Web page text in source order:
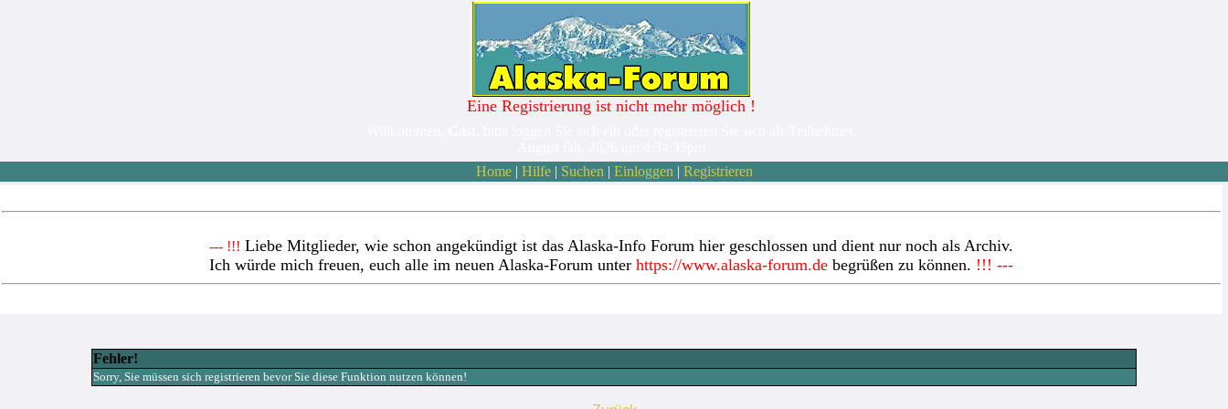
Eine Registrierung ist nicht mehr möglich !
Home| Hilfe| Suchen | Einloggen | Registrieren
--- !!! Liebe Mitglieder, wie schon angekündigt ist das Alaska-Info Forum hier geschlossen und dient nur noch als Archiv.
Ich würde mich freuen, euch alle im neuen Alaska-Forum unter https://www.alaska-forum.de begrüßen zu können. !!! ---
Fehler!
Sorry, Sie müssen sich registrieren bevor Sie diese Funktion nutzen können!